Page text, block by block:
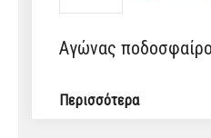
Αγώνας
Περισσότερα